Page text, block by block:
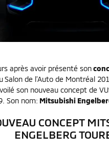
après avoir présenté son
Salon de l’Auto de Montréal
son nouveau concept de
Son nom: Mitsubishi
CONCEPT
ENGELBERG